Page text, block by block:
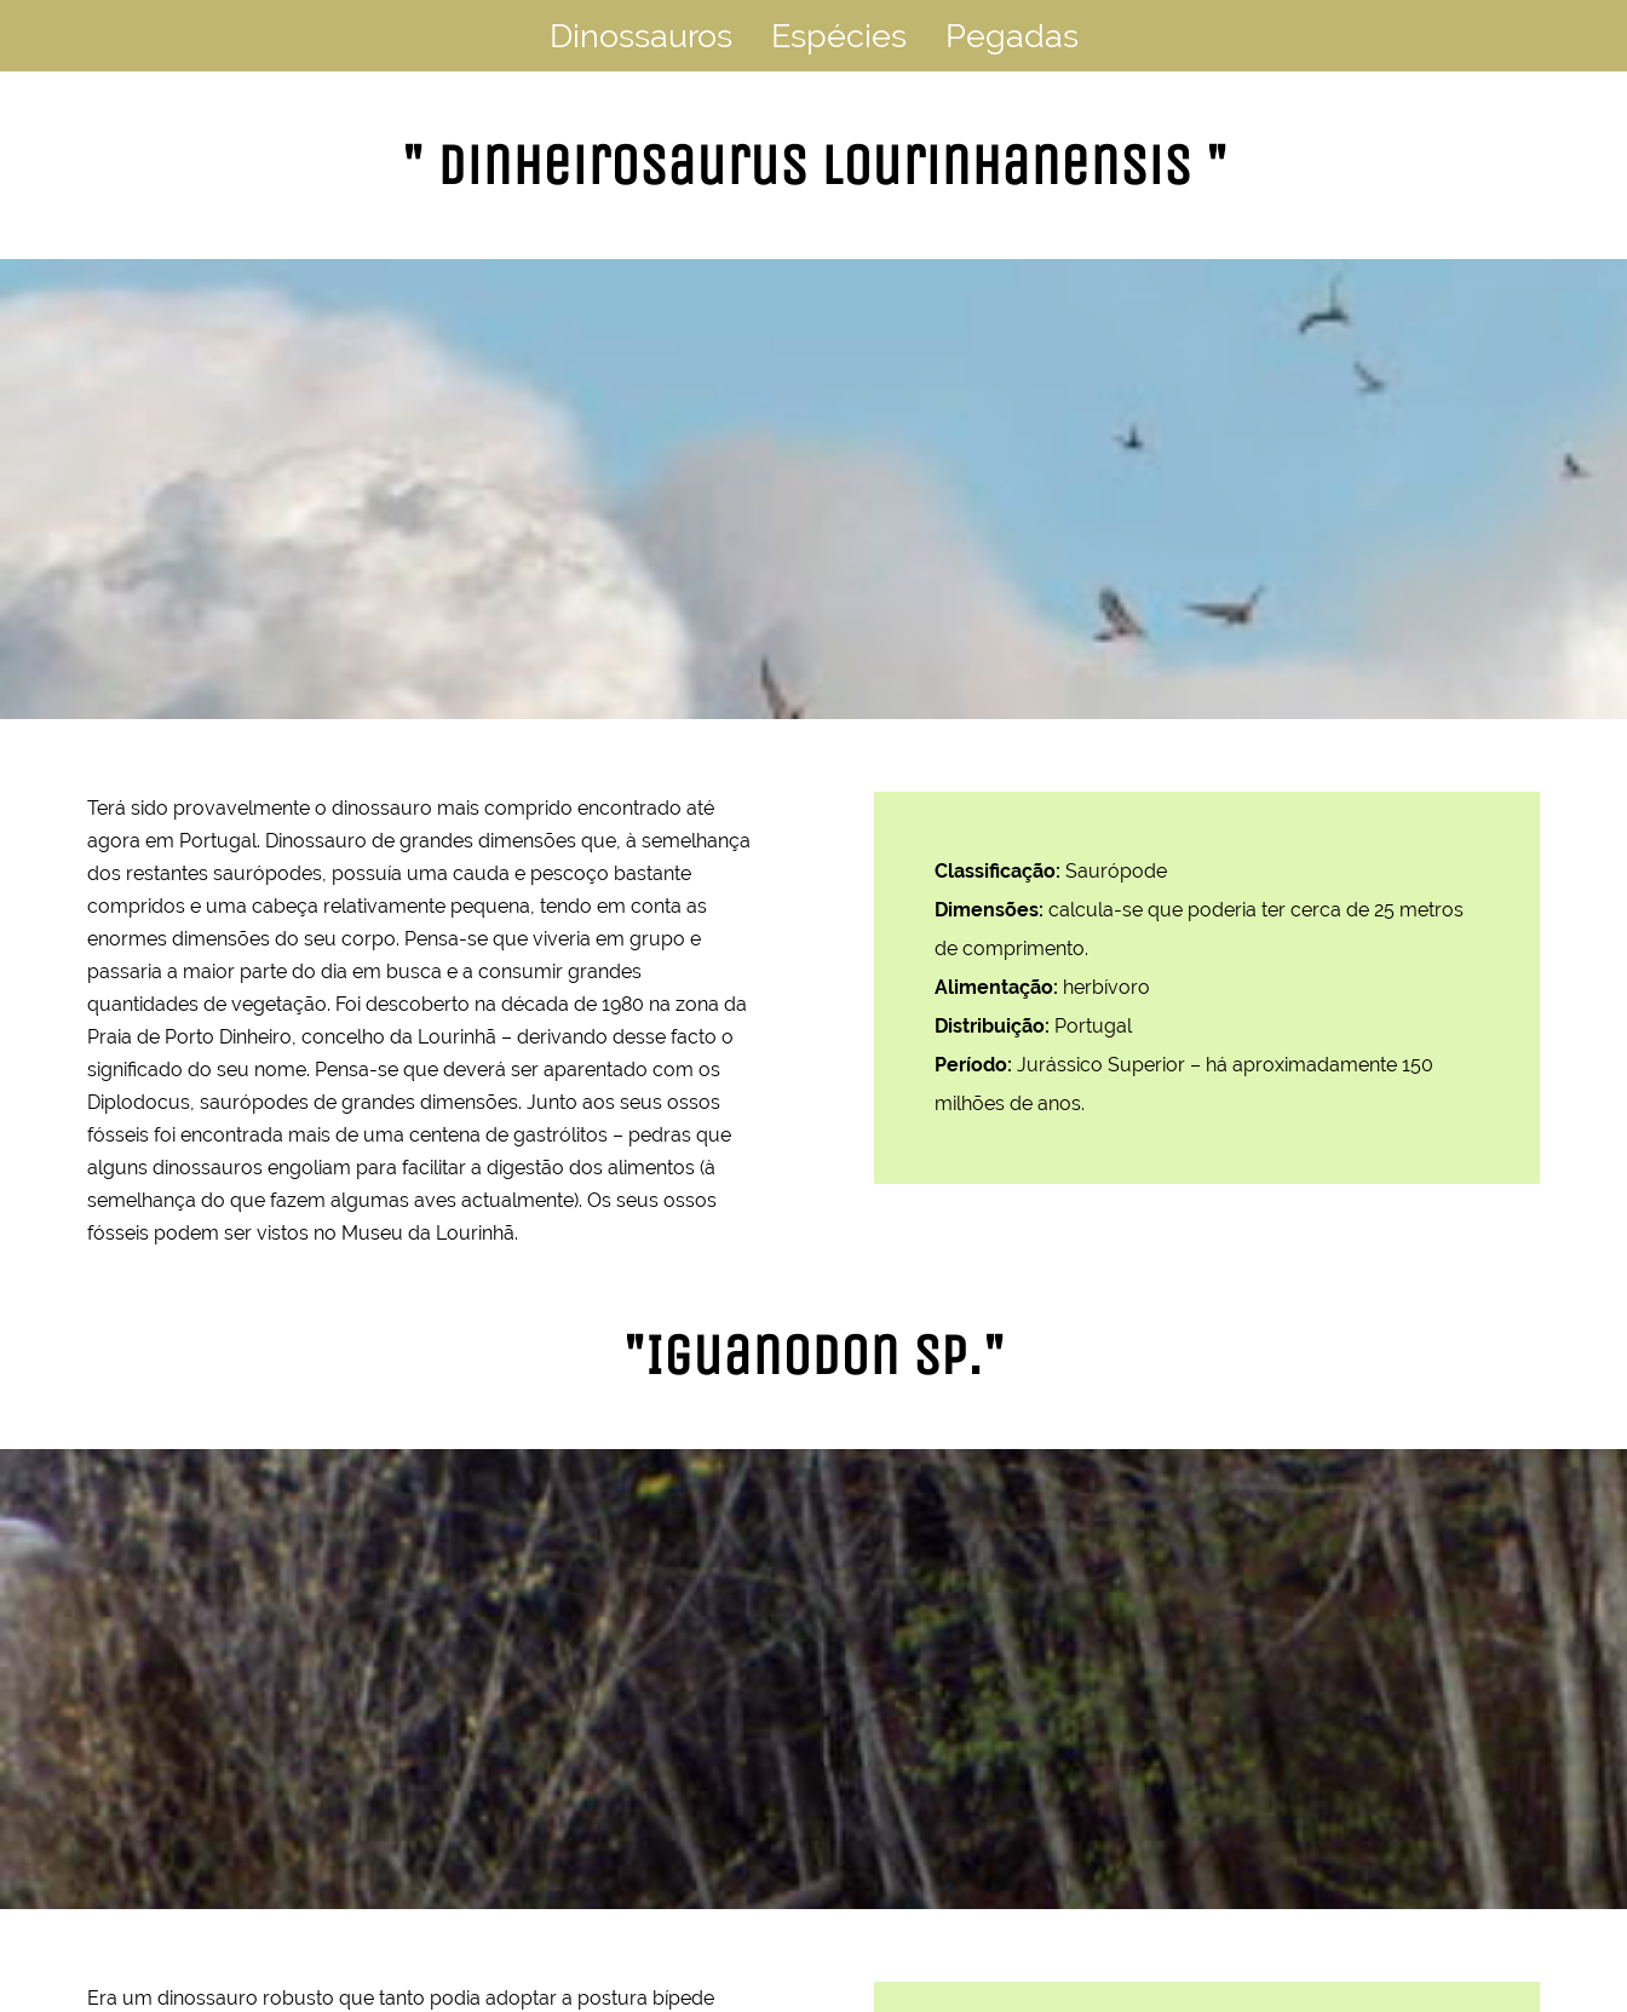
Dinossauros Espécies Pegadas
" Dinheirosaurus lourinhanensis "
Terá sido provavelmente o dinossauro mais comprido encontrado até
agora em Portugal. Dinossauro de grandes dimensões que, à semelhança
dos restantes saurópodes, possuía uma cauda e pescoço bastante
compridos e uma cabeça relativamente pequena, tendo em conta as
enormes dimensões do seu corpo. Pensa-se que viveria em grupo e
passaria a maior parte do dia em busca e a consumir grandes
quantidades de vegetação. Foi descoberto na década de 1980 na zona da
Praia de Porto Dinheiro, concelho da Lourinhã – derivando desse facto o
significado do seu nome. Pensa-se que deverá ser aparentado com os
Diplodocus, saurópodes de grandes dimensões. Junto aos seus ossos
fósseis foi encontrada mais de uma centena de gastrólitos – pedras que
alguns dinossauros engoliam para facilitar a digestão dos alimentos (à
semelhança do que fazem algumas aves actualmente). Os seus ossos
fósseis podem ser vistos no Museu da Lourinhã.
Classificação: Saurópode
Dimensões: calcula-se que poderia ter cerca de 25 metros
de comprimento.
Alimentação: herbívoro
Distribuição: Portugal
Período: Jurássico Superior – há aproximadamente 150
milhões de anos.
"Iguanodon sp."
Era um dinossauro robusto que tanto podia adoptar a postura bípede